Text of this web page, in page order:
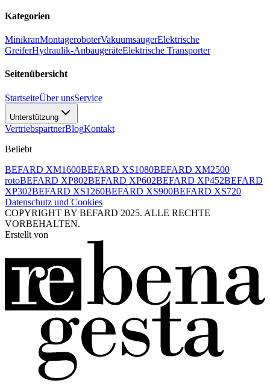
Kategorien
MinikranMontageroboterVakuumsaugerElektrische
GreiferHydraulik-AnbaugeräteElektrische Transporter
Seitenübersicht
StartseiteÜber unsService
Unterstützung
VertriebspartnerBlogKontakt
Beliebt
BEFARD XM1600BEFARD XS1080BEFARD XM2500
rotoBEFARD XP802BEFARD XP602BEFARD XP452BEFARD
XP302BEFARD XS1260BEFARD XS900BEFARD XS720
Datenschutz und Cookies
COPYRIGHT BY BEFARD 2025. ALLE RECHTE
VORBEHALTEN.
Erstellt von